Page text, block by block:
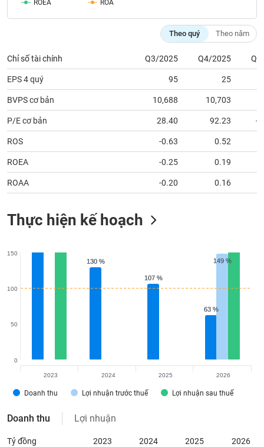
ROEA
ROA
Theo quý Theo năm
Chỉ số tài chính Q3/2025 Q4/2025
EPS 4 quý 95 25
BVPS cơ bản 10,688 10,703
P/E cơ bản 28.40 92.23 -
ROS -0.63 0.52
ROEA -0.25 0.19
ROAA -0.20 0.16
Thực hiện kế hoạch
130 %
130 %
107 %
107 %
63 %
63 %
149 %
149 %
Doanh thu Lợi nhuận trước thuế Lợi nhuận sau thuế
0
50
100
150
2023 2024 2025 2026
Doanh thu Lợi nhuận
Tỷ đồng 2023 2024 2025
2026